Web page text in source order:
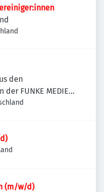
den
FUNKE MEDIEN
(m/w/d)